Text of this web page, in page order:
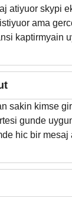
atiyuor skypi
ama
kaptirmyain
sakin kimse
gunde
hic bir